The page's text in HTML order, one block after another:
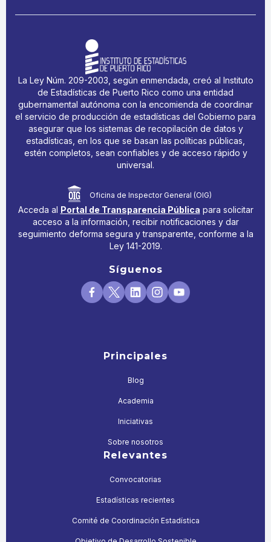
La Ley Núm. 209-2003, según enmendada, creó al Instituto
de Estadísticas de Puerto Rico como una entidad
gubernamental autónoma con la encomienda de coordinar
el servicio de producción de estadísticas del Gobierno para
asegurar que los sistemas de recopilación de datos y
estadísticas, en los que se basan las políticas públicas,
estén completos, sean confiables y de acceso rápido y
universal.
Oficina de Inspector General (OIG)
Acceda al Portal de Transparencia Pública para solicitar
acceso a la información, recibir notificaciones y dar
seguimiento deforma segura y transparente, conforme a la
Ley 141-2019.
Síguenos
Principales
Blog
Academia
Iniciativas
Sobre nosotros
Relevantes
Convocatorias
Estadísticas recientes
Comité de Coordinación Estadística